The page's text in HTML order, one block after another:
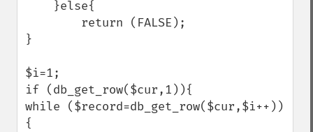
}
$i=1;
if (db_get_row($cur,1)){
while ($record=db_get_row($cur,$i++))
{